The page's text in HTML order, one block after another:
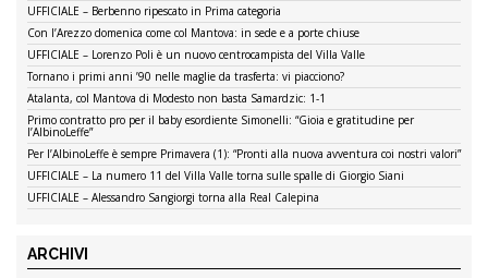
UFFICIALE – Berbenno ripescato in Prima categoria
Con l’Arezzo domenica come col Mantova: in sede e a porte chiuse
UFFICIALE – Lorenzo Poli è un nuovo centrocampista del Villa Valle
Tornano i primi anni ’90 nelle maglie da trasferta: vi piacciono?
Atalanta, col Mantova di Modesto non basta Samardzic: 1-1
Primo contratto pro per il baby esordiente Simonelli: “Gioia e gratitudine per
l’AlbinoLeffe”
Per l’AlbinoLeffe è sempre Primavera (1): “Pronti alla nuova avventura coi nostri valori”
UFFICIALE – La numero 11 del Villa Valle torna sulle spalle di Giorgio Siani
UFFICIALE – Alessandro Sangiorgi torna alla Real Calepina
ARCHIVI